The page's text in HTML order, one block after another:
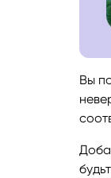
Вы